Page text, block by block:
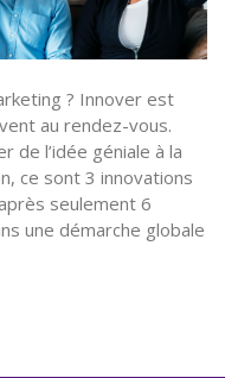
? Innover est
au rendez-vous.
de l’idée géniale à la
ce sont 3 innovations
seulement 6
une démarche globale